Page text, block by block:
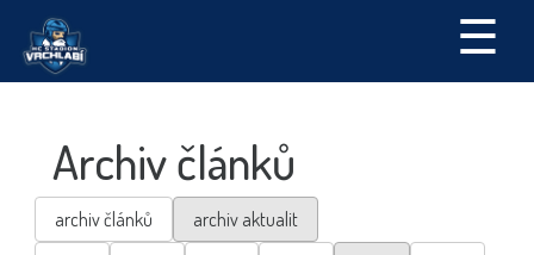
☰
Archiv článků
archiv článků
archiv aktualit